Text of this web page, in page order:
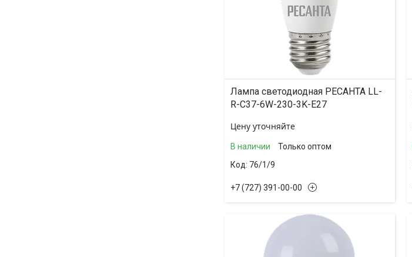
Лампа светодиодная РЕСАНТА LL-
R-C37-6W-230-3K-E27
Цену уточняйте
В наличии
Только оптом
76/1/9
+7 (727) 391-00-00